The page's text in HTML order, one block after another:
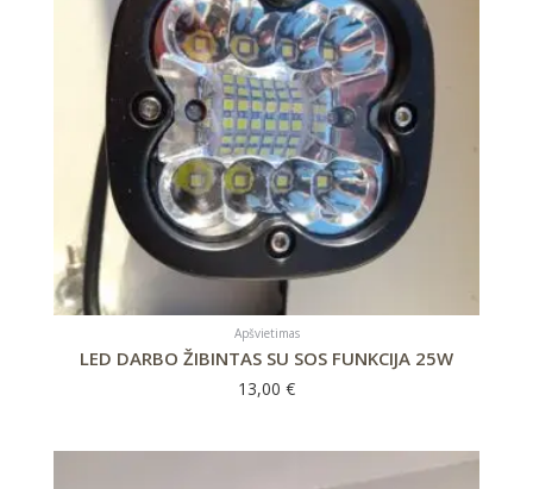
Apšvietimas
LED DARBO ŽIBINTAS SU SOS FUNKCIJA 25W
13,00 €